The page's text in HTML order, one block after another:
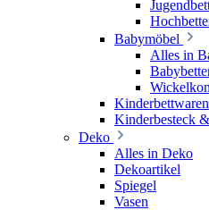
Babymöbel
Alles in
Kinderbettwaren
Kinderbesteck
Deko
Alles in Deko
Dekoartikel
Spiegel
Vasen